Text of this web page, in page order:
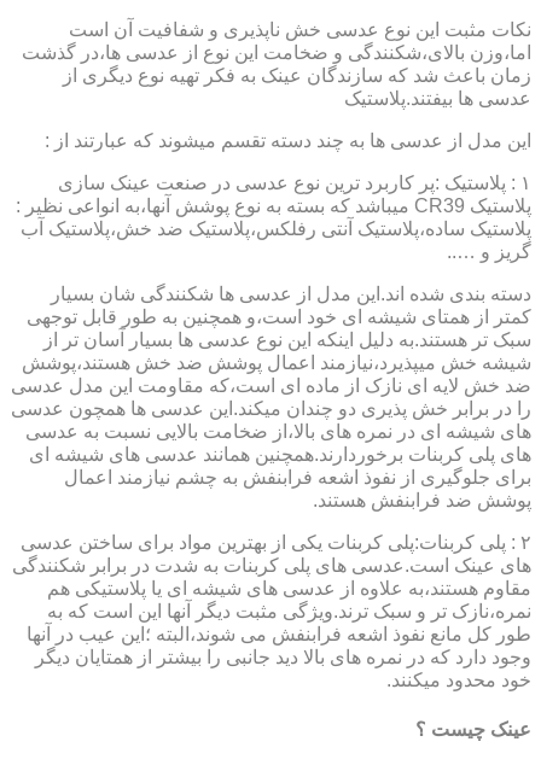
نکات مثبت این نوع عدسی خش ناپذیری و شفافیت آن است
اما،وزن بالای،شکنندگی و ضخامت این نوع از عدسی ها،در گذشت
زمان باعث شد که سازندگان عینک به فکر تهیه نوع دیگری از
عدسی ها بیفتند.پلاستیک
این مدل از عدسی ها به چند دسته تقسم میشوند که عبارتند از :
۱ : پلاستیک :پر کاربرد ترین نوع عدسی در صنعت عینک سازی
پلاستیک CR39 میباشد که بسته به نوع پوشش آنها،به انواعی نظیر :
پلاستیک ساده،پلاستیک آنتی رفلکس،پلاستیک ضد خش،پلاستیک آب
گریز و …..
دسته بندی شده اند.این مدل از عدسی ها شکنندگی شان بسیار
کمتر از همتای شیشه ای خود است،و همچنین به طور قابل توجهی
سبک تر هستند.به دلیل اینکه این نوع عدسی ها بسیار آسان تر از
شیشه خش میپذیرد،نیازمند اعمال پوشش ضد خش هستند،پوشش
ضد خش لایه ای نازک از ماده ای است،که مقاومت این مدل عدسی
را در برابر خش پذیری دو چندان میکند.این عدسی ها همچون عدسی
های شیشه ای در نمره های بالا،از ضخامت بالایی نسبت به عدسی
های پلی کربنات برخوردارند.همچنین همانند عدسی های شیشه ای
برای جلوگیری از نفوذ اشعه فرابنفش به چشم نیازمند اعمال
پوشش ضد فرابنفش هستند.
۲ : پلی کربنات:پلی کربنات یکی از بهترین مواد برای ساختن عدسی
های عینک است.عدسی های پلی کربنات به شدت در برابر شکنندگی
مقاوم هستند،به علاوه از عدسی های شیشه ای یا پلاستیکی هم
نمره،نازک تر و سبک ترند.ویژگی مثبت دیگر آنها این است که به
طور کل مانع نفوذ اشعه فرابنفش می شوند،البته ؛این عیب در آنها
وجود دارد که در نمره های بالا دید جانبی را بیشتر از همتایان دیگر
خود محدود میکنند.
عینک چیست ؟